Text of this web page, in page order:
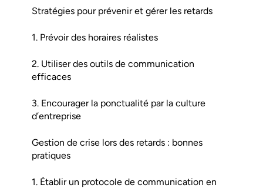
Stratégies pour prévenir et gérer les retards
1. Prévoir des horaires réalistes
2. Utiliser des outils de communication
efficaces
3. Encourager la ponctualité par la culture
d’entreprise
Gestion de crise lors des retards : bonnes
pratiques
1. Établir un protocole de communication en